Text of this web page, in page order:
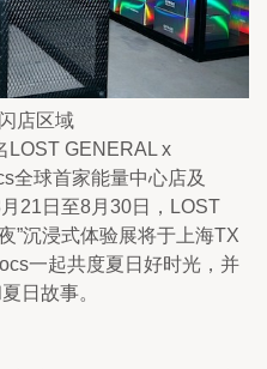
店区域
LOST GENERAL x
全球首家能量中心店及
21日至8月30日，LOST
”沉浸式体验展将于上海TX
一起共度夏日好时光，并
日故事。